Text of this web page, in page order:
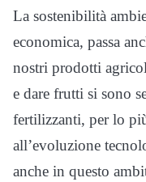
La sostenibilità
economica, passa
nostri prodotti
e dare frutti si sono
fertilizzanti, per lo
all’evoluzione
anche in questo